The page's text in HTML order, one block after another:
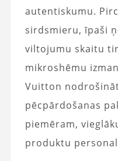
autentiskumu.
sirdsmieru, īpaši
viltojumu skaitu
mikroshēmu
Vuitton
pēcpārdošanas
piemēram,
produktu